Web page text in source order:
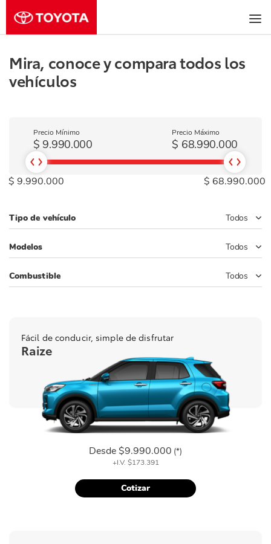
Mira, conoce y compara todos los
vehículos
Precio Mínimo
$ 9.990.000
Precio Máximo
$ 68.990.000
$ 9.990.000 $ 68.990.000
Tipo de vehículo Todos
Modelos Todos
Combustible Todos
Fácil de conducir, simple de disfrutar
Raize
Desde$9.990.000 (*)
+I.V. $173.391
Cotizar